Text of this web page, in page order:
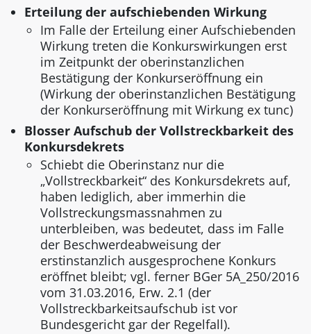
Erteilung der aufschiebenden Wirkung
Im Falle der Erteilung einer Aufschiebenden
Wirkung treten die Konkurswirkungen erst
im Zeitpunkt der oberinstanzlichen
Bestätigung der Konkurseröffnung ein
(Wirkung der oberinstanzlichen Bestätigung
der Konkurseröffnung mit Wirkung ex tunc)
Blosser Aufschub der Vollstreckbarkeit des
Konkursdekrets
Schiebt die Oberinstanz nur die
„Vollstreckbarkeit“ des Konkursdekrets auf,
haben lediglich, aber immerhin die
Vollstreckungsmassnahmen zu
unterbleiben, was bedeutet, dass im Falle
der Beschwerdeabweisung der
erstinstanzlich ausgesprochene Konkurs
eröffnet bleibt; vgl. ferner BGer 5A_250/2016
vom 31.03.2016, Erw. 2.1 (der
Vollstreckbarkeitsaufschub ist vor
Bundesgericht gar der Regelfall).